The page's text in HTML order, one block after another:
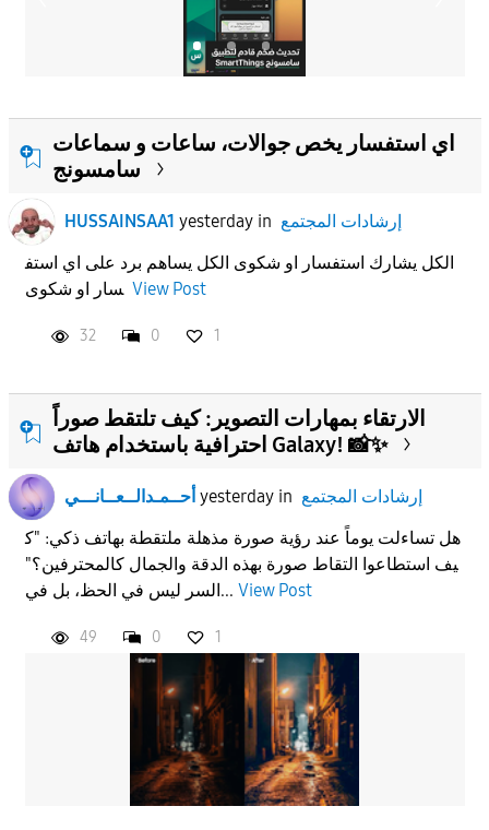
اي استفسار يخص جوالات، ساعات و سماعات
سامسونج
HUSSAINSAA1 yesterdayin إرشادات المجتمع
الكل يشارك استفسار او شكوى الكل يساهم برد على اي استف
سار او شكوى View Post
32 0 1
الارتقاء بمهارات التصوير: كيف تلتقط صوراً
احترافية باستخدام هاتف Galaxy! 📸✨
أحــمـدالــعــانـــي yesterdayin إرشادات المجتمع
هل تساءلت يوماً عند رؤية صورة مذهلة ملتقطة بهاتف ذكي: "ك
يف استطاعوا التقاط صورة بهذه الدقة والجمال كالمحترفين؟"
السر ليس في الحظ، بل في... View Post
49 0 1